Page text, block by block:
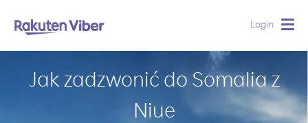
Login
Jak zadzwonić do Somalia z
Niue